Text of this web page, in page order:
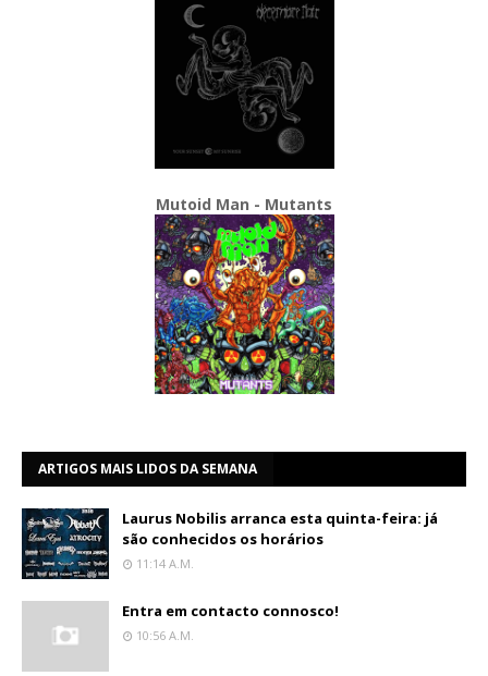
Mutoid Man - Mutants
ARTIGOS MAIS LIDOS DA SEMANA
Laurus Nobilis arranca esta quinta-feira: já
são conhecidos os horários
11:14 A.m.
Entra em contacto connosco!
10:56 A.m.